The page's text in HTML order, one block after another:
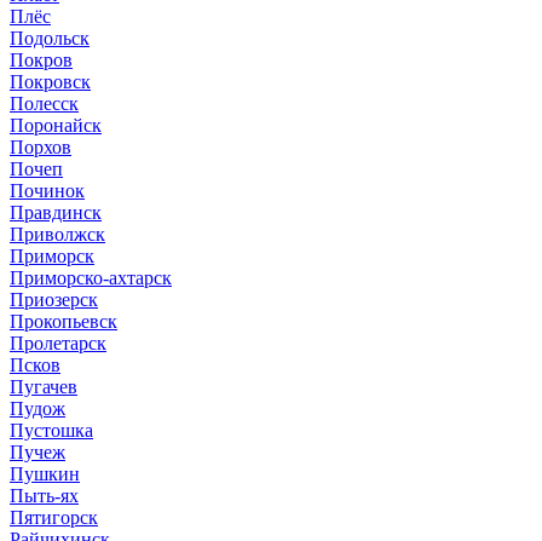
Плёс
Подольск
Покров
Покровск
Полесск
Поронайск
Порхов
Почеп
Починок
Правдинск
Приволжск
Приморск
Приморско-ахтарск
Приозерск
Прокопьевск
Пролетарск
Псков
Пугачев
Пудож
Пустошка
Пучеж
Пушкин
Пыть-ях
Пятигорск